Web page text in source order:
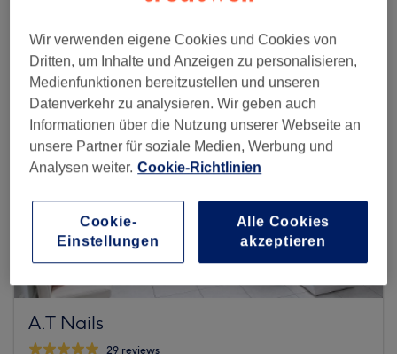
A.T Nails
29 reviews
Wir verwenden eigene Cookies und Cookies von
Dritten, um Inhalte und Anzeigen zu personalisieren,
Medienfunktionen bereitzustellen und unseren
Datenverkehr zu analysieren. Wir geben auch
Informationen über die Nutzung unserer Webseite an
unsere Partner für soziale Medien, Werbung und
Analysen weiter. Cookie-Richtlinien
Cookie-
Einstellungen
Alle Cookies
akzeptieren